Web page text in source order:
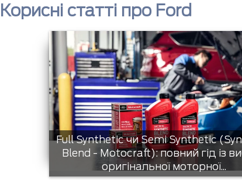
Корисні статті про Ford
Full Synthetic чи Semi Synthetic
Blend - Motocraft): повний гід із
оригінальної моторної...